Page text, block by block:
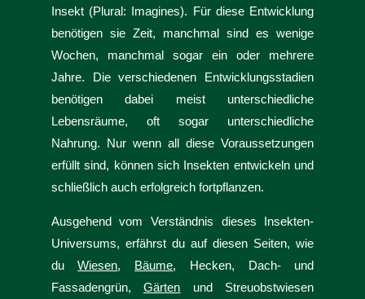
Insekt (Plural: Imagines). Für diese Entwicklung
benötigen sie Zeit, manchmal sind es wenige
Wochen, manchmal sogar ein oder mehrere
Jahre. Die verschiedenen Entwicklungsstadien
benötigen dabei meist unterschiedliche
Lebensräume, oft sogar unterschiedliche
Nahrung. Nur wenn all diese Voraussetzungen
erfüllt sind, können sich Insekten entwickeln und
schließlich auch erfolgreich fortpflanzen.
Ausgehend vom Verständnis dieses Insekten-
Universums, erfährst du auf diesen Seiten, wie
duWiesen, Bäume, Hecken, Dach- und
Fassadengrün,Gärten und Streuobstwiesen